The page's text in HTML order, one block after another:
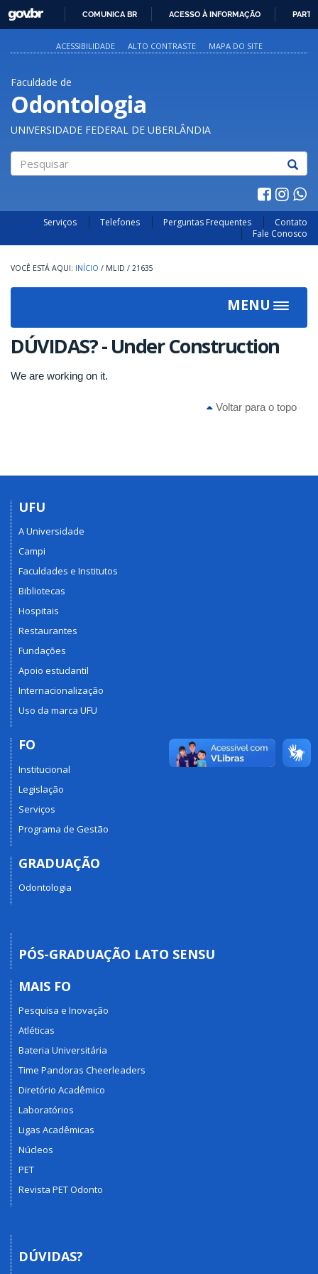
PARA
O
GOVBR
COMUNICA BR ACESSO À INFORMAÇÃO
ACESSIBILIDADE ALTO CONTRASTE MAPA DO SITE
Faculdade de
Odontologia
UNIVERSIDADE FEDERAL DE UBERLÂNDIA
Serviços Telefones Perguntas Frequentes
Contato
Fale Conosco
INÍCIO / MLID / 21635
MENU
Toggle
DÚVIDAS? - Under Construction
We are working on it.
Voltar para o topo
UFU
A Universidade
Campi
Faculdades e Institutos
Bibliotecas
Hospitais
Restaurantes
Fundações
Apoio estudantil
Internacionalização
Uso da marca UFU
FO
Institucional
Legislação
Serviços
Programa de Gestão
GRADUAÇÃO
Odontologia
PÓS-GRADUAÇÃO LATO SENSU
MAIS FO
Pesquisa e Inovação
Atléticas
Bateria Universitária
Time Pandoras Cheerleaders
Diretório Acadêmico
Laboratórios
Ligas Acadêmicas
Núcleos
PET
Revista PET Odonto
DÚVIDAS?